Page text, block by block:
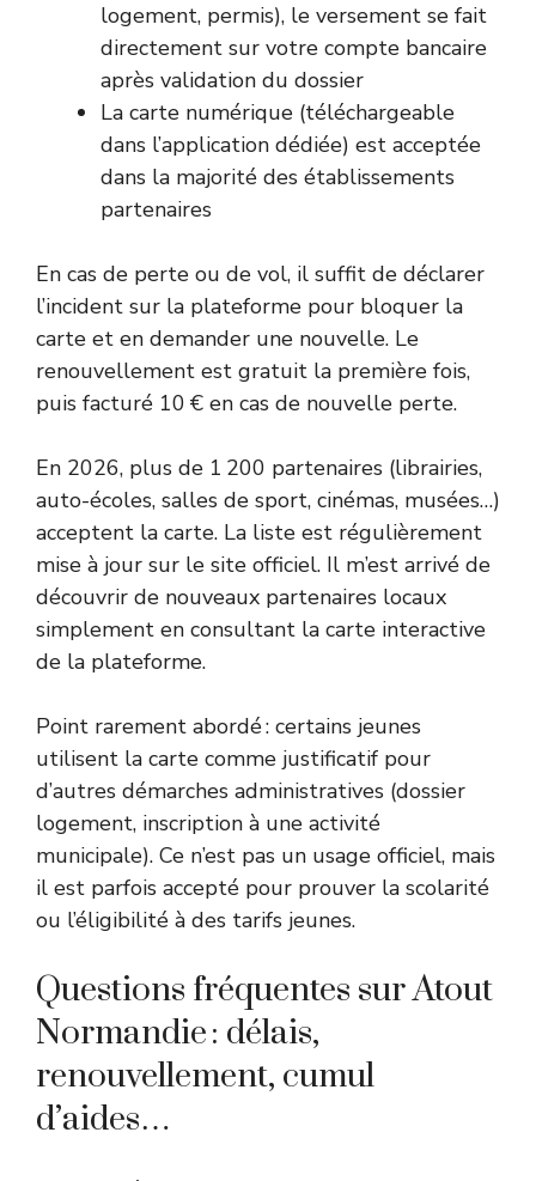
logement, permis), le versement se fait
directement sur votre compte bancaire
après validation du dossier
La carte numérique (téléchargeable
dans l’application dédiée) est acceptée
dans la majorité des établissements
partenaires
En cas de perte ou de vol, il suffit de déclarer
l’incident sur la plateforme pour bloquer la
carte et en demander une nouvelle. Le
renouvellement est gratuit la première fois,
puis facturé 10 € en cas de nouvelle perte.
En 2026, plus de 1 200 partenaires (librairies,
auto-écoles, salles de sport, cinémas, musées…)
acceptent la carte. La liste est régulièrement
mise à jour sur le site officiel. Il m’est arrivé de
découvrir de nouveaux partenaires locaux
simplement en consultant la carte interactive
de la plateforme.
Point rarement abordé : certains jeunes
utilisent la carte comme justificatif pour
d’autres démarches administratives (dossier
logement, inscription à une activité
municipale). Ce n’est pas un usage officiel, mais
il est parfois accepté pour prouver la scolarité
ou l’éligibilité à des tarifs jeunes.
Questions fréquentes sur Atout
Normandie : délais,
renouvellement, cumul
d’aides…